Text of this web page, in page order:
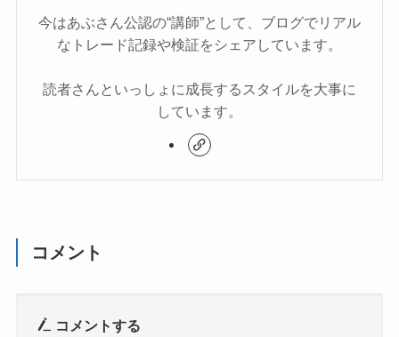
今はあぶさん公認の“講師”として、ブログでリアル
なトレード記録や検証をシェアしています。
読者さんといっしょに成長するスタイルを大事に
しています。
コメント
コメントする